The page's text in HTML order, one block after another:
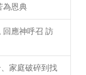
為恩典
回應神呼召 訪
家庭破碎到找